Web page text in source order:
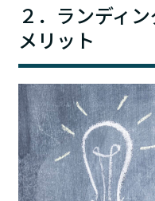
２．ランディ
メリット